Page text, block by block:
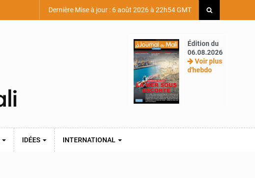
Dernière Mise à jour : 6 août 2026 à 22h54 GMT
Édition du
06.08.2026
Voir plus
d'hebdo
IDÉES INTERNATIONAL